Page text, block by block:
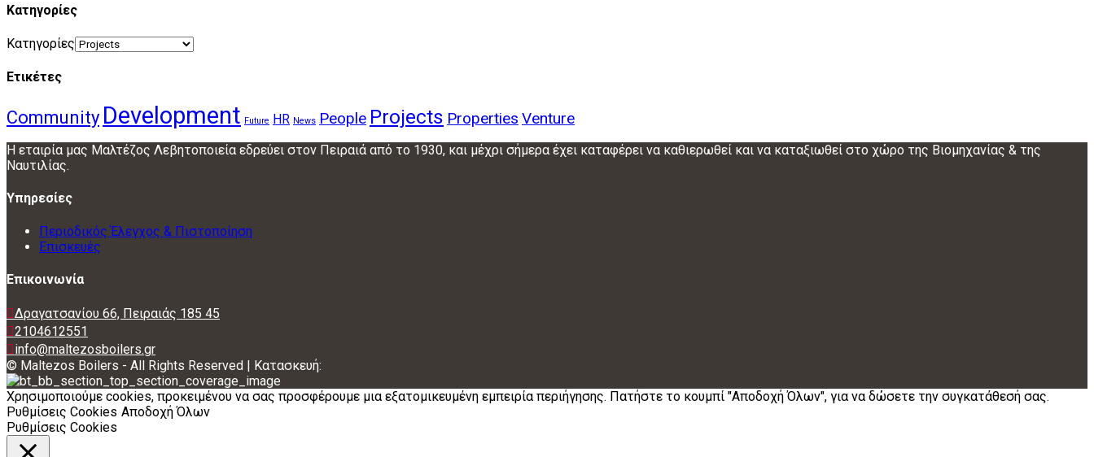
Kατηγορίες
Kατηγορίες
Ετικέτες
Community Development Future HR News People Projects Properties Venture
Η εταιρία μας Μαλτέζος Λεβητοποιεία εδρεύει στον Πειραιά από το 1930, και μέχρι σήμερα έχει καταφέρει να καθιερωθεί και να καταξιωθεί στο χώρο της Βιομηχανίας & της
Ναυτιλίας.
Υπηρεσίες
Περιοδικός Έλεγχος & Πιστοποίηση
Επισκευές
Επικοινωνία
Δραγατσανίου 66, Πειραιάς 185 45
2104612551
info@maltezosboilers.gr
© Maltezos Boilers - All Rights Reserved | Κατασκευή:
Χρησιμοποιούμε cookies, προκειμένου να σας προσφέρουμε μια εξατομικευμένη εμπειρία περιήγησης. Πατήστε το κουμπί "Αποδοχή Όλων", για να δώσετε την συγκατάθεσή σας.
Ρυθμίσεις Cookies Αποδοχή Όλων
Ρυθμίσεις Cookies